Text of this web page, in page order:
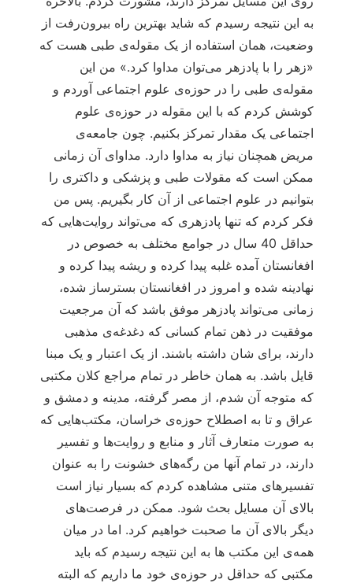
به این نتیجه رسیدم که شاید بهترین راه بیرون‌رفت از
وضعیت، همان استفاده از یک مقوله‌ی طبی هست که
«زهر را با پادزهر می‌توان مداوا کرد.» من این
مقوله‌ی طبی را در حوزه‌ی علوم اجتماعی آوردم و
کوشش کردم که با این مقوله در حوزه‌ی علوم
اجتماعی یک مقدار تمرکز بکنیم. چون جامعه‌ی
مریض همچنان نیاز به مداوا دارد. مداوای آن زمانی
ممکن است که مقولات طبی و پزشکی و داکتری را
بتوانیم در علوم اجتماعی از آن کار بگیریم. پس من
فکر کردم که تنها پادزهری که می‌تواند روایت‌هایی که
حداقل 40 سال در جوامع مختلف به خصوص در
افغانستان آمده غلبه پیدا کرده و ریشه پیدا کرده و
نهادینه شده و امروز در افغانستان بسترساز شده،
زمانی می‌تواند پادزهر موفق باشد که آن مرجعیت
موفقیت در ذهن تمام کسانی که دغدغه‌ی مذهبی
دارند، برای شان داشته باشند. از یک اعتبار و یک مبنا
قایل باشد. به همان خاطر در تمام مراجع کلان مکتبی
که متوجه آن شدم، از مصر گرفته، مدینه و دمشق و
عراق و تا به اصطلاح حوزه‌ی خراسان، مکتب‌هایی که
به صورت متعارف آثار و منابع و روایت‌ها و تفسیر
دارند، در تمام آنها من رگه‌های خشونت را به عنوان
تفسیرهای متنی مشاهده کردم که بسیار نیاز است
بالای آن مسایل بحث شود. ممکن در فرصت‌های
دیگر بالای آن ما صحبت خواهیم کرد. اما در میان
همه‌ی این مکتب ها به این نتیجه رسیدم که باید
مکتبی که حداقل در حوزه‌ی خود ما داریم که البته